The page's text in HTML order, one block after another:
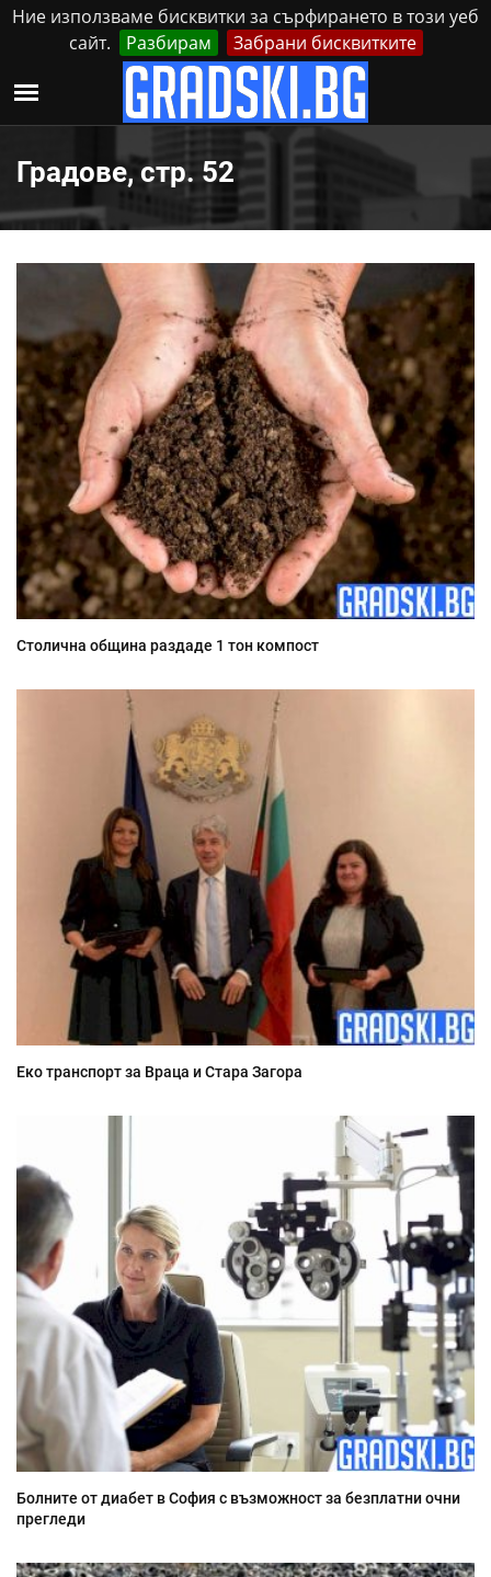
Ние използваме бисквитки за сърфирането в този уеб
сайт.
Разбирам Забрани бисквитките
Неделя, 9 Август, 2026 Реклама Контакти
Градове, стр. 52
Столична община раздаде 1 тон компост
Еко транспорт за Враца и Стара Загора
Болните от диабет в София с възможност за безплатни очни
прегледи